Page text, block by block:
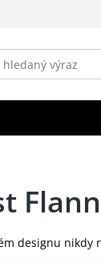
designu nikdy